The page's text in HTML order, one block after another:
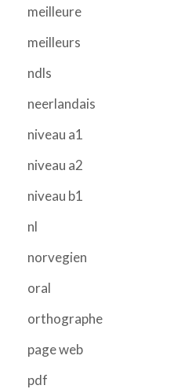
meilleure
meilleurs
ndls
neerlandais
niveau a1
niveau a2
niveau b1
nl
norvegien
oral
orthographe
page web
pdf